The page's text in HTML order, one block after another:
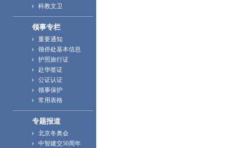
科教文卫
领事专栏
重要通知
领侨处基本信息
护照旅行证
赴华签证
公证认证
领事保护
常用表格
专题报道
北京冬奥会
中智建交50周年